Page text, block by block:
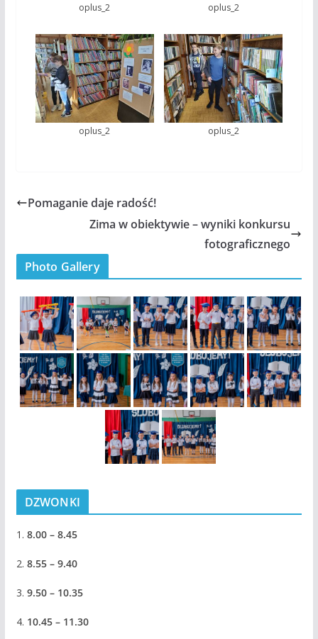
oplus_2 oplus_2
oplus_2 oplus_2
Pomaganie daje radość!
Zima w obiektywie – wyniki konkursu
fotograficznego
Photo Gallery
DZWONKI
1. 8.00 – 8.45
2. 8.55 – 9.40
3. 9.50 – 10.35
4. 10.45 – 11.30